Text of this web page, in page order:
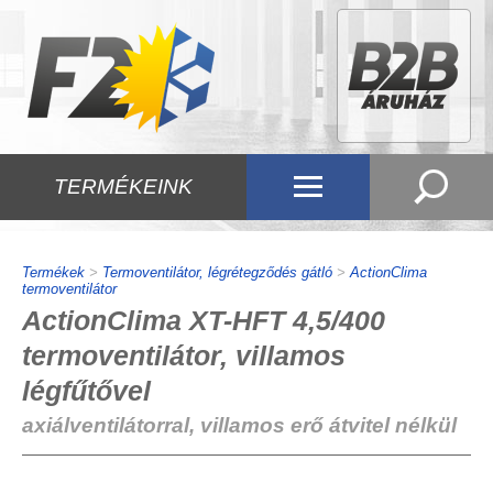
TERMÉKEINK
Termékek > Termoventilátor, légrétegződés gátló >ActionClima
termoventilátor
ActionClima XT-HFT 4,5/400
termoventilátor, villamos
légfűtővel
axiálventilátorral, villamos erő átvitel nélkül